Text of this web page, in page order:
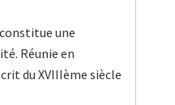
constitue une
Réunie en
du XVIIIème siècle